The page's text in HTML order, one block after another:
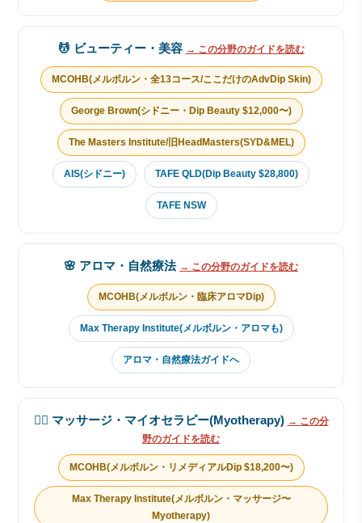
💆 ビューティー・美容 → この分野のガイドを読む
MCOHB(メルボルン・全13コース/ここだけのAdvDip Skin)
George Brown(シドニー・Dip Beauty $12,000〜)
The Masters Institute/旧HeadMasters(SYD&MEL)
AIS(シドニー) TAFE QLD(Dip Beauty $28,800)
TAFE NSW
🌸 アロマ・自然療法 → この分野のガイドを読む
MCOHB(メルボルン・臨床アロマDip)
Max Therapy Institute(メルボルン・アロマも)
アロマ・自然療法ガイドへ
💆‍♂️ マッサージ・マイオセラピー(Myotherapy) → この分
野のガイドを読む
MCOHB(メルボルン・リメディアルDip $18,200〜)
Max Therapy Institute(メルボルン・マッサージ〜
Myotherapy)